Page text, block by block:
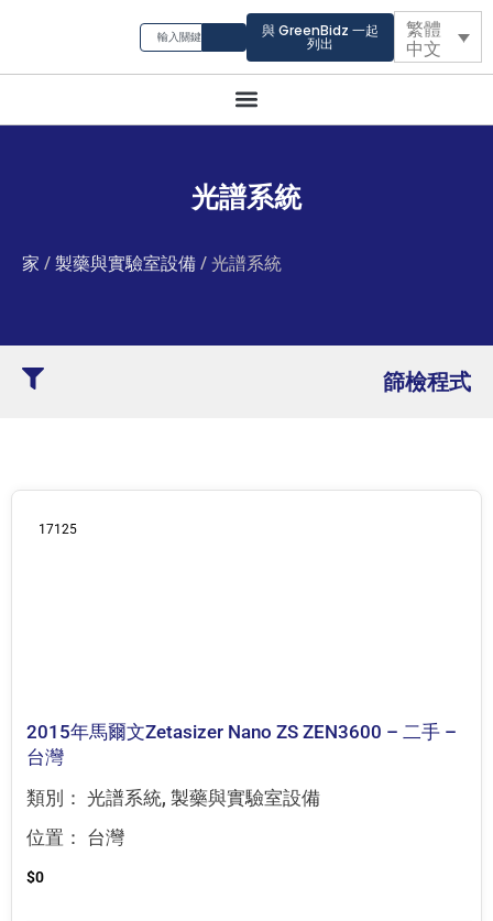
與 GreenBidz 一起
列出
繁體
中文
光譜系統
家 /製藥與實驗室設備/ 光譜系統
篩檢程式
17125
2015年馬爾文Zetasizer Nano ZS ZEN3600 – 二手 –
台灣
類別： 光譜系統, 製藥與實驗室設備
位置： 台灣
$0